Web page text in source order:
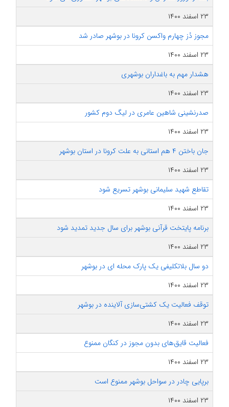
۲۳ اسفند ۱۴۰۰
مجوز دُز چهارم واکسن کرونا در بوشهر صادر شد
۲۳ اسفند ۱۴۰۰
هشدار مهم به باغداران بوشهری
۲۳ اسفند ۱۴۰۰
صدرنشینی شاهین عامری در لیگ دوم کشور
۲۳ اسفند ۱۴۰۰
جان باختن ۴ هم استانی به علت کرونا در استان بوشهر
۲۳ اسفند ۱۴۰۰
تقاطع شهید سلیمانی بوشهر تسریع شود
۲۳ اسفند ۱۴۰۰
برنامه پایتخت قرآنی بوشهر برای سال جدید تمدید شود
۲۳ اسفند ۱۴۰۰
دو سال بلاتکلیفی یک پارک محله ای در بوشهر
۲۳ اسفند ۱۴۰۰
توقف فعالیت یک کشتی‌سازی آلاینده در بوشهر
۲۳ اسفند ۱۴۰۰
فعالیت قایق‌های بدون مجوز در کنگان ممنوع
۲۳ اسفند ۱۴۰۰
برپایی چادر در سواحل بوشهر ممنوع است
۲۳ اسفند ۱۴۰۰